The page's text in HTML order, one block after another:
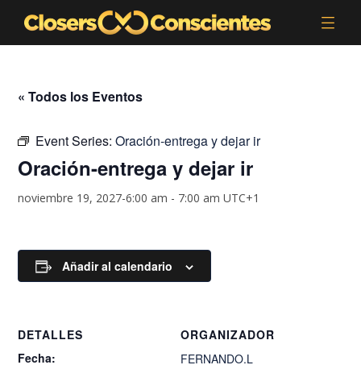
« Todos los Eventos
Event Series:Oración-entrega y dejar ir
Oración-entrega y dejar ir
noviembre 19, 2027-6:00 am - 7:00 am UTC+1
Añadir al calendario
DETALLES
Fecha:
ORGANIZADOR
FERNANDO.L